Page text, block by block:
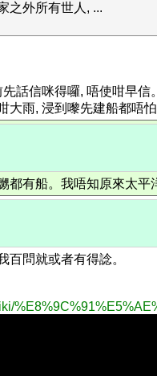
之外所有世人, ...
話信咪得囉, 唔使咁早信。
大雨, 浸到嚟先建船都唔
都有船。我唔知原來太
百問就或者有得諗。